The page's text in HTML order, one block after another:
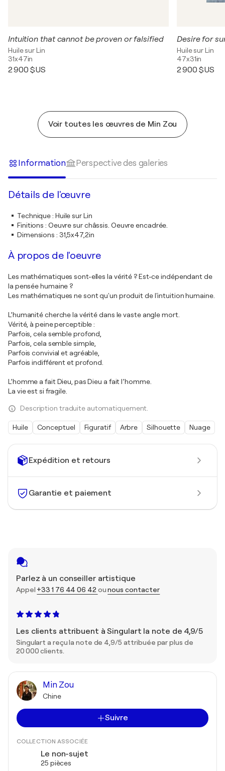
Expédition et retours
Garantie et paiement
Parlez à un conseiller artistique
Appel +33 1 76 44 06 42 ounous contacter
Les clients attribuent à Singulart la note de 4,9/5
Singulart a reçu la note de 4,9/5 attribuée par plus de
20 000 clients.
Min Zou
Chine
Suivre
COLLECTION ASSOCIÉE
Le non-sujet
25 pièces
Intuition that cannot be proven or falsified
Huile sur Lin
31x47in
2 900 $US
Desire for
Huile sur Lin
47x31in
2 900 $US
Voir toutes les œuvres de Min Zou
Information Perspective des galeries
Détails de l'œuvre
Technique: Huile sur Lin
Finitions : Oeuvre sur châssis. Oeuvre encadrée.
Dimensions : 31,5x47,2in
À propos de l'oeuvre
Les mathématiques sont-elles la vérité ? Est-ce indépendant de
la pensée humaine ?
Les mathématiques ne sont qu'un produit de l'intuition humaine.
L’humanité cherche la vérité dans le vaste angle mort.
Vérité, à peine perceptible :
Parfois, cela semble profond,
Parfois, cela semble simple,
Parfois convivial et agréable,
Parfois indifférent et profond.
L’homme a fait Dieu, pas Dieu a fait l’homme.
La vie est si fragile.
Description traduite automatiquement.
Huile Conceptuel Figuratif Arbre Silhouette Nuage